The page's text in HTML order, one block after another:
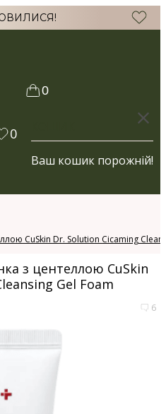
0
0
Ваш кошик порожній!
CuSkin Dr. Solution Cicaming
з центеллою CuSkin
Gel Foam
6